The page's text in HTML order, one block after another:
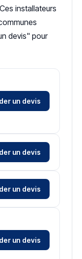
installateurs
devis" pour
un devis
un devis
un devis
un devis